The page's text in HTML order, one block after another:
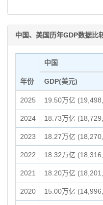
中国、美国历年GDP数据比
年份
中国
GDP(美元)
2025 19.50万亿
2024 18.73万亿
2023 18.27万亿
2022 18.32万亿
2021 18.20万亿
2020 15.00万亿